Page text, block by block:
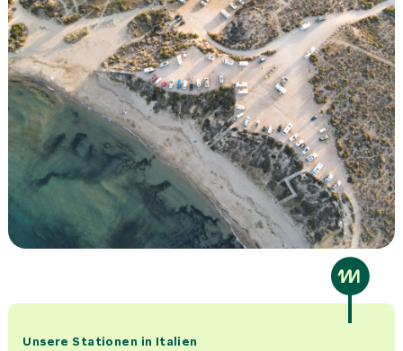
Unsere Stationen in Italien